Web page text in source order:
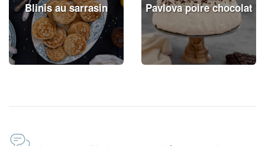
Blinis au sarrasin Pavlova poire chocolat